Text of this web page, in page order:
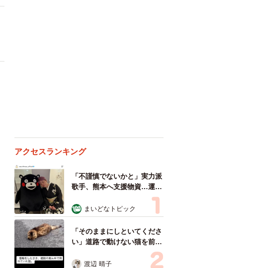
アクセスランキング
「不謹慎でないかと」実力派
歌手、熊本へ支援物資…運搬
トラックの車体デザインにた
めらい 「痛いほど伝わる」
「行動され立派」
まいどなトピック
「そのままにしといてくださ
い」道路で動けない猫を前に
返された一言… 懸命に生き
ようとした4日間 「命の重
渡辺 晴子